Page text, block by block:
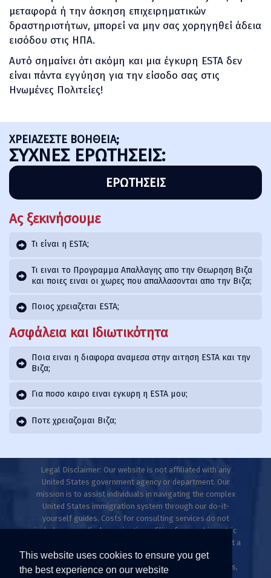
This website uses cookies to ensure you get
the best experience on our website
μεταφορά ή την άσκηση επιχειρηματικών
δραστηριοτήτων, μπορεί να μην σας χορηγηθεί άδεια
εισόδου στις ΗΠΑ.
Αυτό σημαίνει ότι ακόμη και μια έγκυρη ESTA δεν
είναι πάντα εγγύηση για την είσοδο σας στις
Ηνωμένες Πολιτείες!
ΧΡΕΙΑΖΕΣΤΕ ΒΟΗΘΕΙΑ;
ΣΥΧΝΈΣ ΕΡΩΤΉΣΕΙΣ:
ΕΡΩΤΉΣΕΙΣ
Ας ξεκινήσουμε
Τι είναι η ESTA;
Τι ειναι το Προγραμμα Απαλλαγης απο την Θεωρηση Βιζα
και ποιες ειναι οι χωρες που απαλλασονται απο την Βιζα;
Ποιος χρειαζεται ESTA;
Ασφάλεια και Ιδιωτικότητα
Ποια ειναι η διαφορα αναμεσα στην αιτηση ESTA και την
Βιζα;
Για ποσο καιρο ειναι εγκυρη η ESTA μου;
Ποτε χρειαζομαι Βιζα;
Legal Disclaimer: Our website is not affiliated with any
United States government agency or department. Our
mission is to assist individuals in navigating the complex
United States immigration system through our do-it-
yourself guides. Costs for consulting services do not
include any medical examinations, filing fees, or biometric
fees. This website does not provide legal advice and is not a
law firm. Only licensed immigration professionals are
authorized to provide legal advice, explanations, opinions,